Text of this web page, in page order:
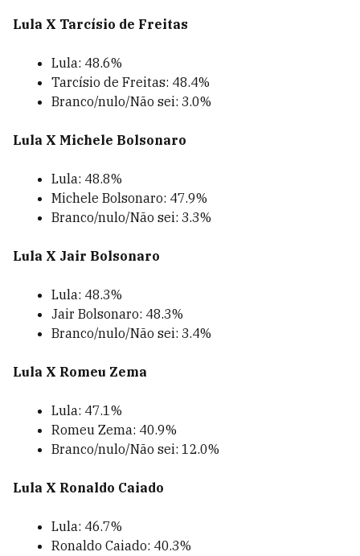
Lula X Tarcísio de Freitas
Lula: 48.6%
Tarcísio de Freitas: 48.4%
Branco/nulo/Não sei: 3.0%
Lula X Michele Bolsonaro
Lula: 48.8%
Michele Bolsonaro: 47.9%
Branco/nulo/Não sei: 3.3%
Lula X Jair Bolsonaro
Lula: 48.3%
Jair Bolsonaro: 48.3%
Branco/nulo/Não sei: 3.4%
Lula X Romeu Zema
Lula: 47.1%
Romeu Zema: 40.9%
Branco/nulo/Não sei: 12.0%
Lula X Ronaldo Caiado
Lula: 46.7%
Ronaldo Caiado: 40.3%